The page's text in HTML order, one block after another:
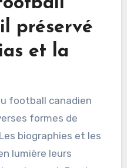
ont également inspiré
dans la ligue.
des
préservé
et la